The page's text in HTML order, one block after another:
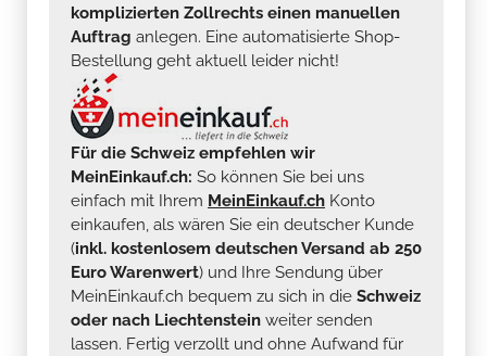
komplizierten Zollrechts einen manuellen
Auftrag anlegen. Eine automatisierte Shop-
Bestellung geht aktuell leider nicht!
Für die Schweiz empfehlen wir
MeinEinkauf.ch: So können Sie bei uns
einfach mit Ihrem MeinEinkauf.ch Konto
einkaufen, als wären Sie ein deutscher Kunde
(inkl. kostenlosem deutschen Versand ab 250
Euro Warenwert) und Ihre Sendung über
MeinEinkauf.ch bequem zu sich in die Schweiz
oder nach Liechtenstein weiter senden
lassen. Fertig verzollt und ohne Aufwand für